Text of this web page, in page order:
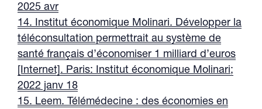
2025 avr
14. Institut économique Molinari. Développer la
téléconsultation permettrait au système de
santé français d’économiser 1 milliard d’euros
[Internet]. Paris: Institut économique Molinari;
2022 janv 18
15. Leem. Télémédecine : des économies en